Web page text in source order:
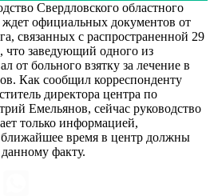
Свердловского областного
ждет официальных документов от
связанных с распространенной 29
заведующий одного из
от больного взятку за лечение в
Как сообщил корреспонденту
директора центра по
Емельянов, сейчас руководство
только информацией,
время в центр должны
факту.